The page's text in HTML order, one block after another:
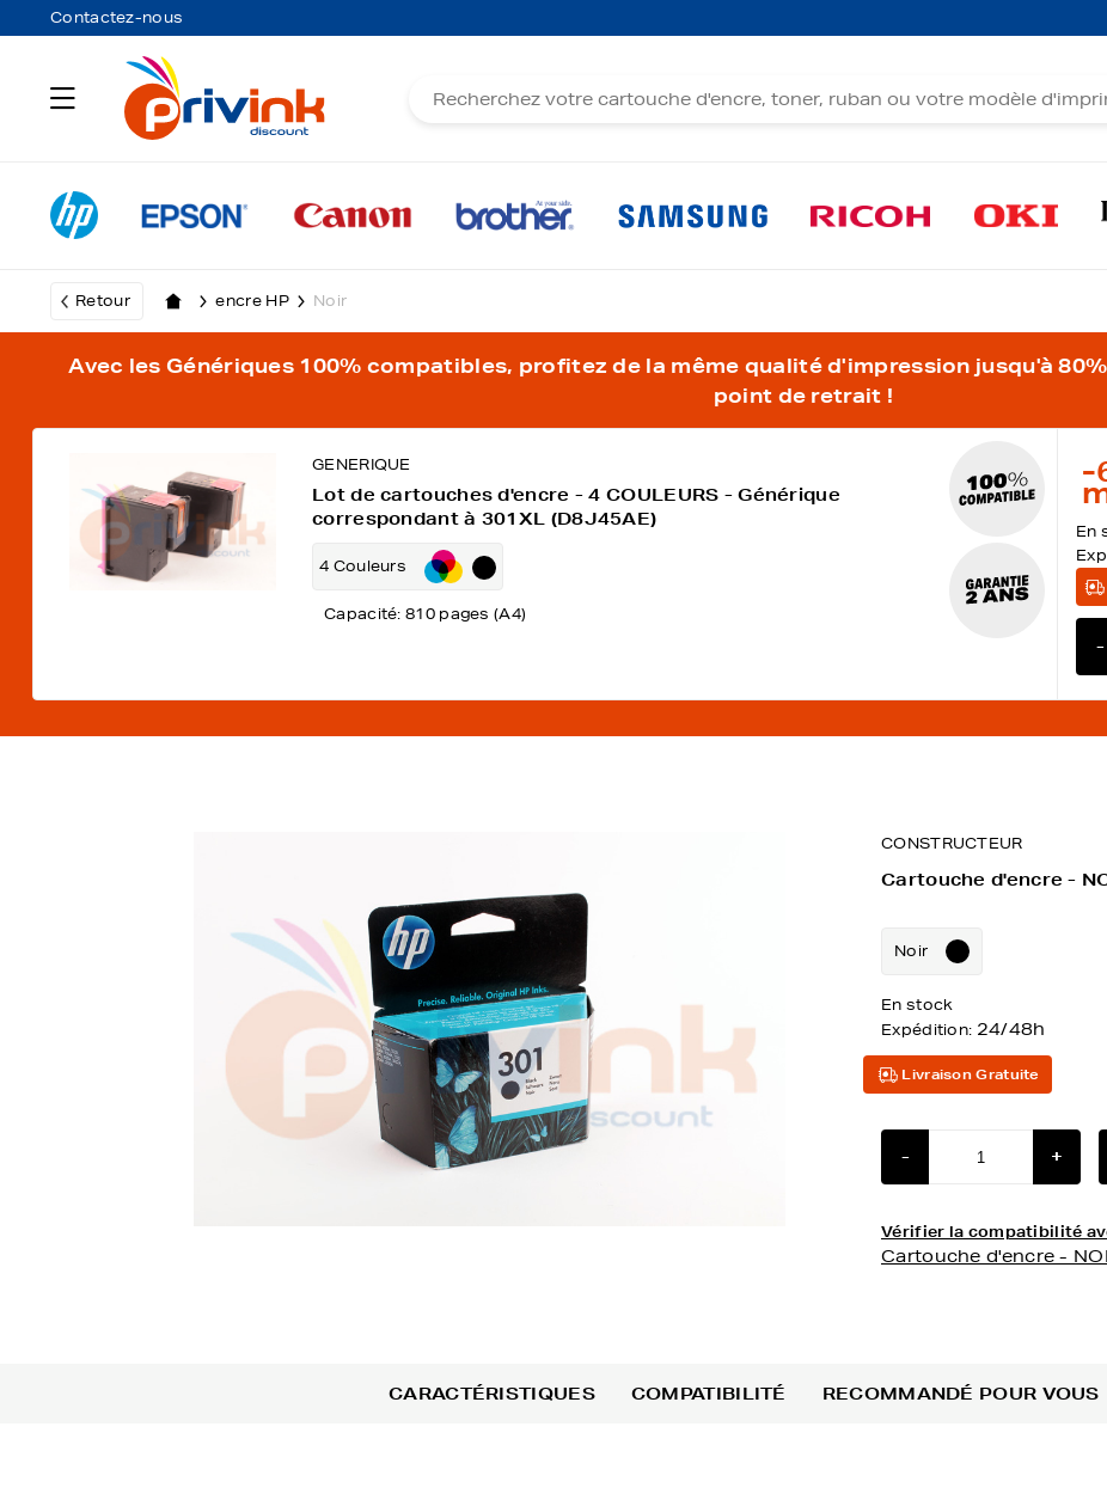
Contactez-nous
Retour encre HP Noir
Avec les Génériques 100% compatibles, profitez de la même qualité d'impression jusqu'à
point de retrait !
GENERIQUE
Lot de cartouches d'encre - 4 COULEURS - Générique
correspondant à 301XL (D8J45AE)
4 Couleurs
Capacité: 810 pages (A4)
-
En
-
CONSTRUCTEUR
Cartouche d'encre -
Noir
En stock
Expédition: 24/48h
Livraison Gratuite
- +
Vérifier la compatibilité
Cartouche d'encre -
CARACTÉRISTIQUES COMPATIBILITÉ RECOMMANDÉ POUR VOUS